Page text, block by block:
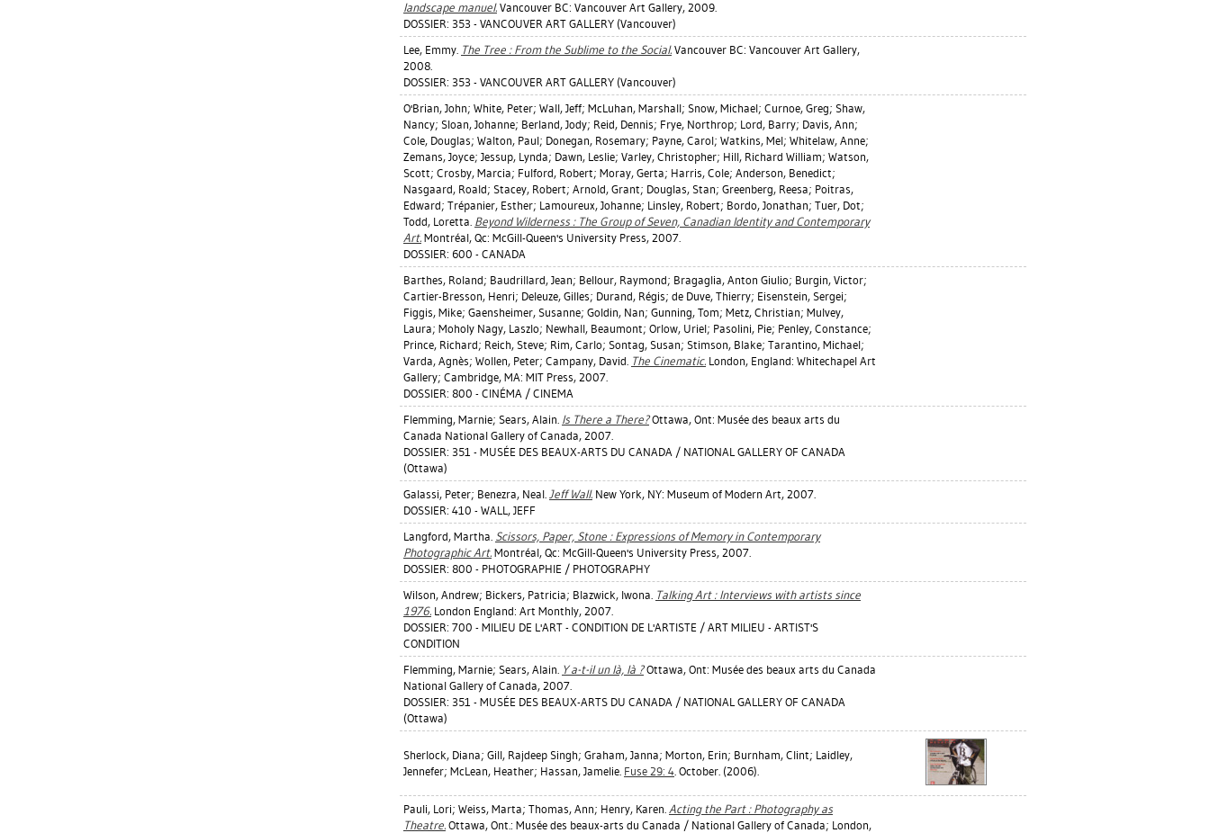
landscape manuel. Vancouver BC: Vancouver Art Gallery, 2009.
DOSSIER: 353 - VANCOUVER ART GALLERY (Vancouver)
Lee, Emmy. The Tree : From the Sublime to the Social. Vancouver BC: Vancouver Art Gallery,
2008.
DOSSIER: 353 - VANCOUVER ART GALLERY (Vancouver)
O'Brian, John; White, Peter; Wall, Jeff; McLuhan, Marshall; Snow, Michael; Curnoe, Greg; Shaw,
Nancy; Sloan, Johanne; Berland, Jody; Reid, Dennis; Frye, Northrop; Lord, Barry; Davis, Ann;
Cole, Douglas; Walton, Paul; Donegan, Rosemary; Payne, Carol; Watkins, Mel; Whitelaw, Anne;
Zemans, Joyce; Jessup, Lynda; Dawn, Leslie; Varley, Christopher; Hill, Richard William; Watson,
Scott; Crosby, Marcia; Fulford, Robert; Moray, Gerta; Harris, Cole; Anderson, Benedict;
Nasgaard, Roald; Stacey, Robert; Arnold, Grant; Douglas, Stan; Greenberg, Reesa; Poitras,
Edward; Trépanier, Esther; Lamoureux, Johanne; Linsley, Robert; Bordo, Jonathan; Tuer, Dot;
Todd, Loretta. Beyond Wilderness : The Group of Seven, Canadian Identity and Contemporary
Art. Montréal, Qc: McGill-Queen's University Press, 2007.
DOSSIER: 600 - CANADA
Barthes, Roland; Baudrillard, Jean; Bellour, Raymond; Bragaglia, Anton Giulio; Burgin, Victor;
Cartier-Bresson, Henri; Deleuze, Gilles; Durand, Régis; de Duve, Thierry; Eisenstein, Sergei;
Figgis, Mike; Gaensheimer, Susanne; Goldin, Nan; Gunning, Tom; Metz, Christian; Mulvey,
Laura; Moholy Nagy, Laszlo; Newhall, Beaumont; Orlow, Uriel; Pasolini, Pie; Penley, Constance;
Prince, Richard; Reich, Steve; Rim, Carlo; Sontag, Susan; Stimson, Blake; Tarantino, Michael;
Varda, Agnès; Wollen, Peter; Campany, David. The Cinematic. London, England: Whitechapel Art
Gallery; Cambridge, MA: MIT Press, 2007.
DOSSIER: 800 - CINÉMA / CINEMA
Flemming, Marnie; Sears, Alain. Is There a There?Ottawa, Ont: Musée des beaux arts du
Canada National Gallery of Canada, 2007.
DOSSIER: 351 - MUSÉE DES BEAUX-ARTS DU CANADA / NATIONAL GALLERY OF CANADA
(Ottawa)
Galassi, Peter; Benezra, Neal. Jeff Wall. New York, NY: Museum of Modern Art, 2007.
DOSSIER: 410 - WALL, JEFF
Langford, Martha. Scissors, Paper, Stone : Expressions of Memory in Contemporary
Photographic Art. Montréal, Qc: McGill-Queen's University Press, 2007.
DOSSIER: 800 - PHOTOGRAPHIE / PHOTOGRAPHY
Wilson, Andrew; Bickers, Patricia; Blazwick, Iwona. Talking Art : Interviews with artists since
1976. London England: Art Monthly, 2007.
DOSSIER: 700 - MILIEU DE L'ART - CONDITION DE L'ARTISTE / ART MILIEU - ARTIST'S
CONDITION
Flemming, Marnie; Sears, Alain. Y a-t-il un là, là ?Ottawa, Ont: Musée des beaux arts du Canada
National Gallery of Canada, 2007.
DOSSIER: 351 - MUSÉE DES BEAUX-ARTS DU CANADA / NATIONAL GALLERY OF CANADA
(Ottawa)
Sherlock, Diana; Gill, Rajdeep Singh; Graham, Janna; Morton, Erin; Burnham, Clint; Laidley,
Jennefer; McLean, Heather; Hassan, Jamelie. Fuse 29: 4. October. (2006).
Pauli, Lori; Weiss, Marta; Thomas, Ann; Henry, Karen. Acting the Part : Photography as
Theatre. Ottawa, Ont.: Musée des beaux-arts du Canada / National Gallery of Canada; London,